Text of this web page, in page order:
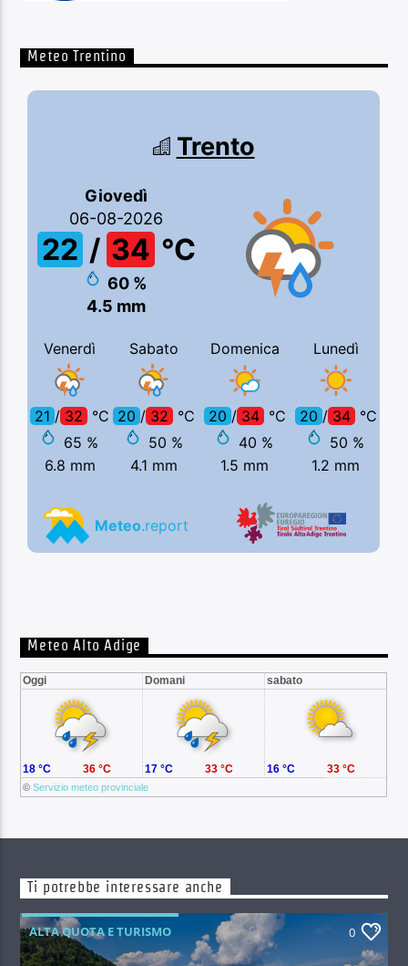
Meteo Trentino
Meteo Alto Adige
Oggi Domani sabato
©Servizio meteo provinciale
18 °C 36 °C 17 °C 33 °C 16 °C 33 °C
Ti potrebbe interessare anche
ALTA QUOTA E TURISMO 0